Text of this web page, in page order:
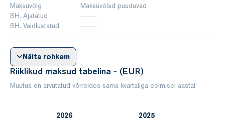
Maksuvõlg
Maksuvõlad puuduvad
SH. Ajatatud
SH. Vaidlustatud
Näita rohkem
Riiklikud maksud tabelina - (EUR)
Muutus on arvutatud võrreldes sama kvartaliga eelmisel aastal
2026
2025